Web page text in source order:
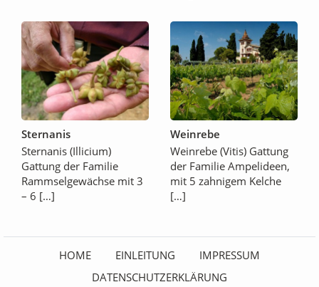
Sternanis
Sternanis (Illicium)
Gattung der Familie
Rammselgewächse mit 3
– 6 […]
Weinrebe
Weinrebe (Vitis) Gattung
der Familie Ampelideen,
mit 5 zahnigem Kelche
[…]
HOME EINLEITUNG
IMPRESSUM
DATENSCHUTZERKLÄRUNG